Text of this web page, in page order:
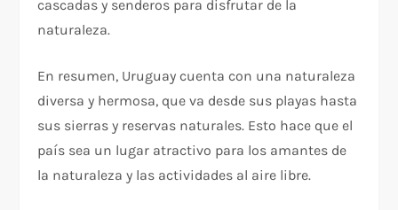
cascadas y senderos para disfrutar de la
naturaleza.
En resumen, Uruguay cuenta con una naturaleza
diversa y hermosa, que va desde sus playas hasta
sus sierras y reservas naturales. Esto hace que el
país sea un lugar atractivo para los amantes de
la naturaleza y las actividades al aire libre.